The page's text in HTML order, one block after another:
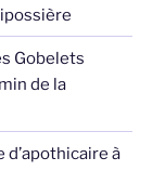
Gobelets
de la
à